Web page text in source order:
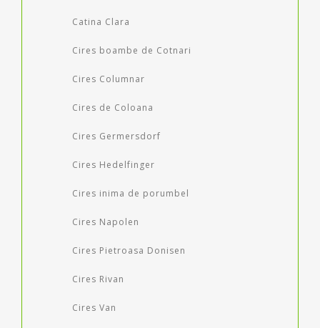
Catina Clara
Cires boambe de Cotnari
Cires Columnar
Cires de Coloana
Cires Germersdorf
Cires Hedelfinger
Cires inima de porumbel
Cires Napolen
Cires Pietroasa Donisen
Cires Rivan
Cires Van